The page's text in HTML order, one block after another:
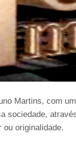
Martins, com
sociedade,
ou originalidade.